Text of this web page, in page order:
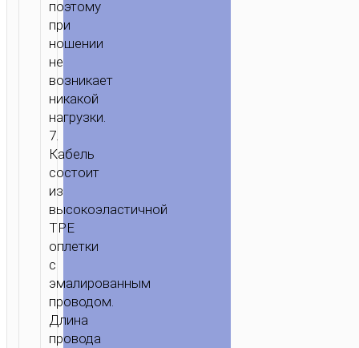
МИКРОФОНОМ
поэтому
при
ношении
не
возникает
никакой
нагрузки.
7.
Кабель
состоит
из
высокоэластичной
TPE
оплетки
с
эмалированным
проводом.
Длина
провода